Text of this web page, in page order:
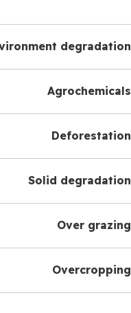
degradation
Agrochemicals
Deforestation
Solid degradation
Over grazing
Overcropping